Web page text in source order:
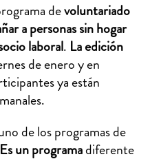
devoluntariado
a personas sin hogar
laboral. La edición
de enero y en
ya están
de los programas de
un programadiferente